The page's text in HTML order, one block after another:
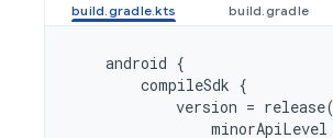
android {
compileSdk {
version = release(
minorApiLevel